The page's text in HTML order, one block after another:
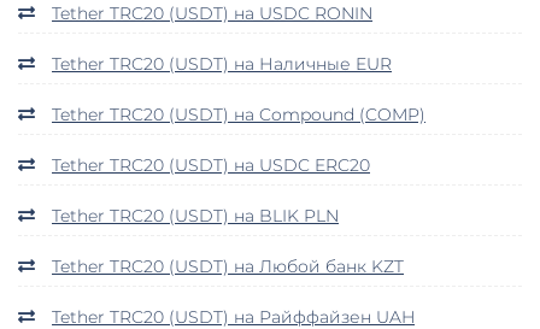
Tether TRC20 (USDT) на USDC RONIN
Tether TRC20 (USDT) на Наличные EUR
Tether TRC20 (USDT) на Compound (COMP)
Tether TRC20 (USDT) на USDC ERC20
Tether TRC20 (USDT) на BLIK PLN
Tether TRC20 (USDT) на Любой банк KZT
Tether TRC20 (USDT) на Райффайзен UAH